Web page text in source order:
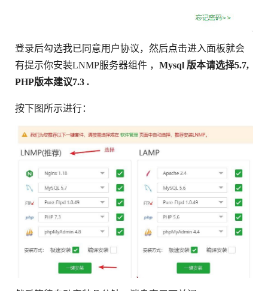
登录后勾选我已同意用户协议，然后点击进入面板就会
有提示你安装LNMP服务器组件 ， Mysql 版本请选择5.7,
PHP版本建议7.3 .
按下图所示进行：